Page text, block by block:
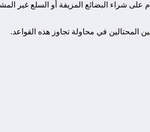
شراء البضائع المزيفة أو السلع غير
المحتالين في محاولة تجاوز هذه القواعد.